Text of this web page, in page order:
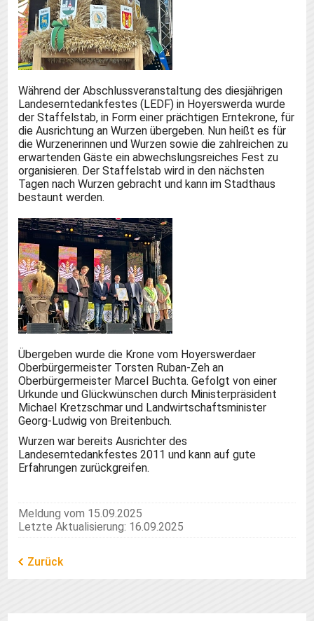
Während der Abschlussveranstaltung des diesjährigen
Landeserntedankfestes (LEDF) in Hoyerswerda wurde
der Staffelstab, in Form einer prächtigen Erntekrone, für
die Ausrichtung an Wurzen übergeben. Nun heißt es für
die Wurzenerinnen und Wurzen sowie die zahlreichen zu
erwartenden Gäste ein abwechslungsreiches Fest zu
organisieren. Der Staffelstab wird in den nächsten
Tagen nach Wurzen gebracht und kann im Stadthaus
bestaunt werden.
Übergeben wurde die Krone vom Hoyerswerdaer
Oberbürgermeister Torsten Ruban-Zeh an
Oberbürgermeister Marcel Buchta. Gefolgt von einer
Urkunde und Glückwünschen durch Ministerpräsident
Michael Kretzschmar und Landwirtschaftsminister
Georg-Ludwig von Breitenbuch.
Wurzen war bereits Ausrichter des
Landeserntedankfestes 2011 und kann auf gute
Erfahrungen zurückgreifen.
Meldung vom 15.09.2025
Letzte Aktualisierung: 16.09.2025
Zurück